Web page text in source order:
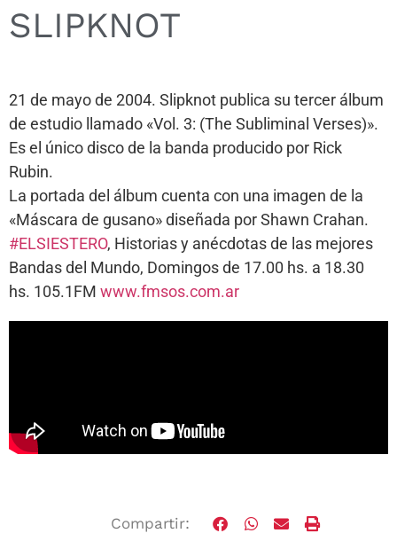
SLIPKNOT
21 de mayo de 2004. Slipknot publica su tercer álbum
de estudio llamado «Vol. 3: (The Subliminal Verses)».
Es el único disco de la banda producido por Rick
Rubin.
La portada del álbum cuenta con una imagen de la
«Máscara de gusano» diseñada por Shawn Crahan.
#ELSIESTERO, Historias y anécdotas de las mejores
Bandas del Mundo, Domingos de 17.00 hs. a 18.30
hs. 105.1FM www.fmsos.com.ar
Compartir: